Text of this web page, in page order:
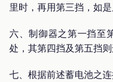
里时，再用第三挡，如是
六、制御器之第一挡至
处，其第四挡及第五挡则
七、根据前述蓄电池之